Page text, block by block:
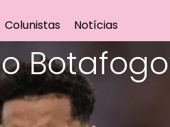
Colunistas Notícias